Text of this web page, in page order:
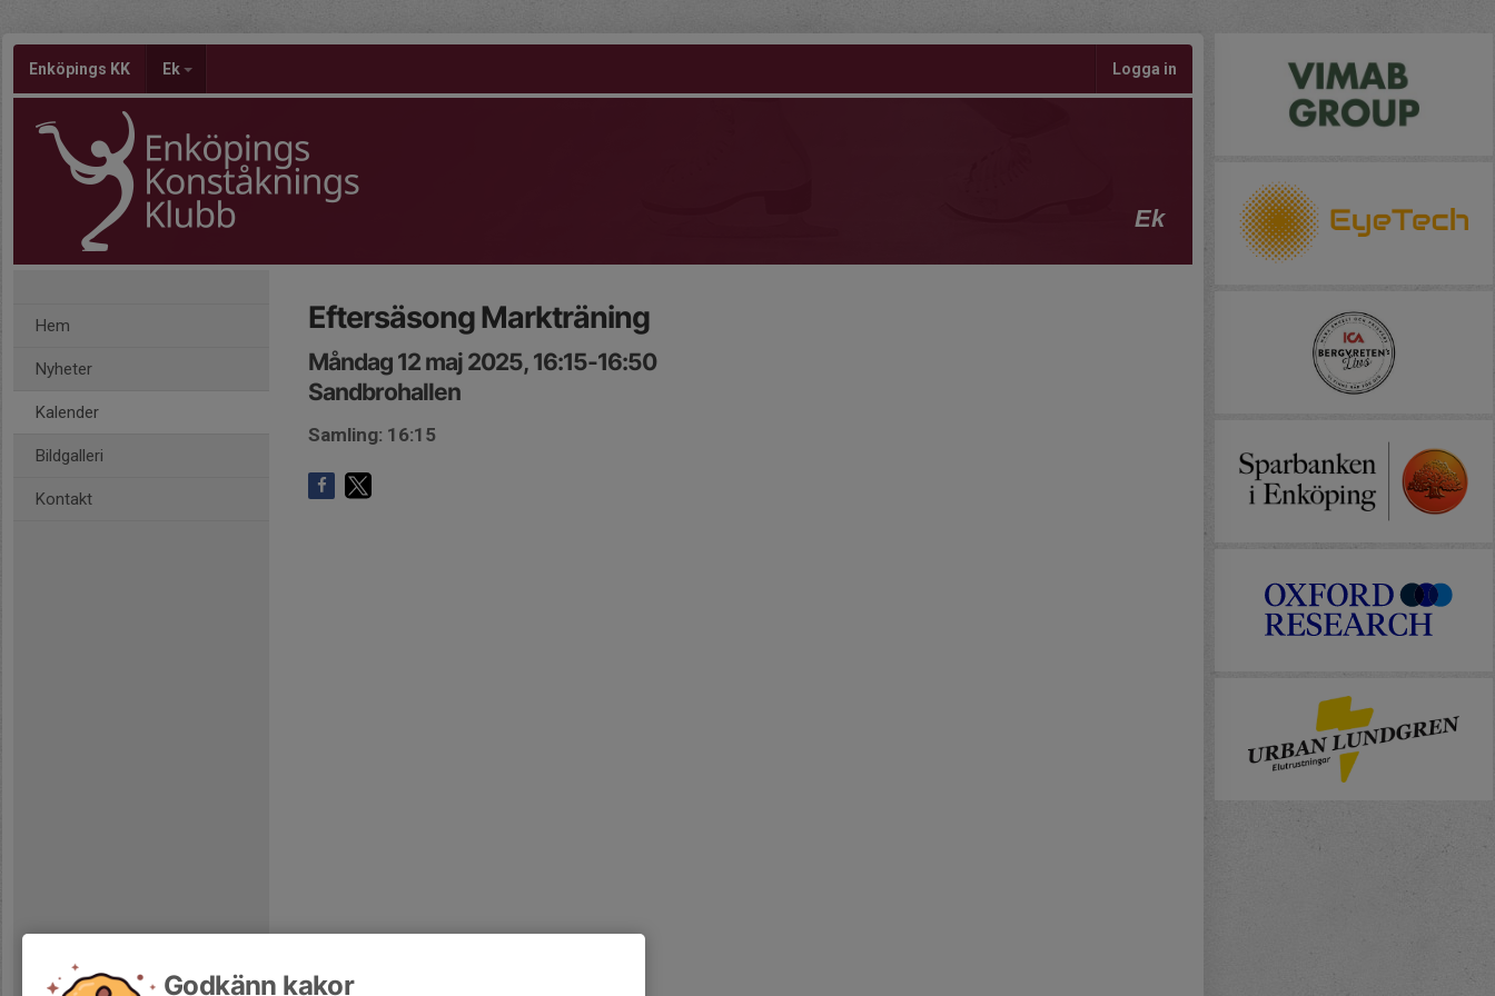
Enköpings KK Ek Logga in
Ek
Hem
Nyheter
Kalender
Bildgalleri
Kontakt
Eftersäsong Markträning
Måndag 12 maj 2025, 16:15-16:50
Sandbrohallen
Samling: 16:15
Godkänn kakor